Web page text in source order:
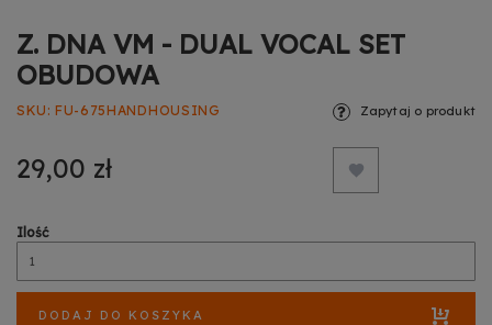
Z. DNA VM - DUAL VOCAL SET
OBUDOWA
SKU FU-675HANDHOUSING
29,00 zł
Zapytaj o produkt
Ilość
DODAJ DO KOSZYKA